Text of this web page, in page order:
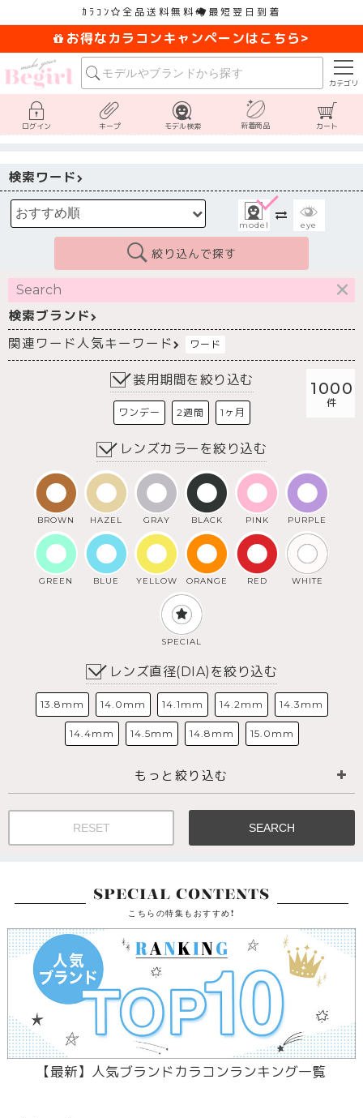
ｶﾗｺﾝ 全品送料無料 最短翌日到着
お得なカラコンキャンペーンはこちら>
カテゴリ
ログイン キープ モデル検索 新着商品 カート
検索ワード
model eye
絞り込んで探す
検索ブランド
関連ワード 人気キーワード ワード
1000
装用期間を絞り込む
ワンデー 2週間 1ヶ月
レンズカラーを絞り込む
BROWN HAZEL GRAY BLACK PINK PURPLE
GREEN BLUE YELLOW ORANGE RED WHITE
SPECIAL
レンズ直径(DIA)を絞り込む
13.8mm 14.0mm 14.1mm 14.2mm 14.3mm
14.4mm 14.5mm 14.8mm 15.0mm
もっと絞り込む
RESET SEARCH
SPECIAL CONTENTS
こちらの特集もおすすめ!
【最新】人気ブランドカラコンランキング一覧